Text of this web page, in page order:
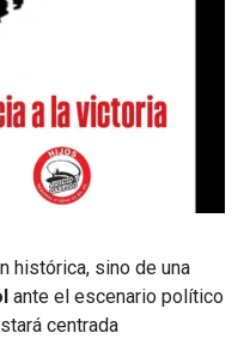
histórica, sino de una
ante el escenario político
centrada